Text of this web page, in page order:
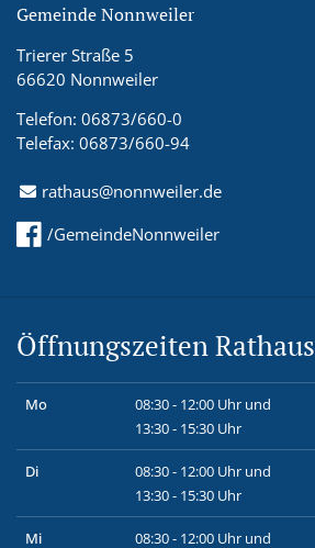
Gemeinde Nonnweiler
Trierer Straße 5
66620 Nonnweiler
Telefon: 06873/660-0
Telefax: 06873/660-94
rathaus@nonnweiler.de
/GemeindeNonnweiler
Öffnungszeiten Rathaus
Mo
08:30 - 12:00 Uhr und
13:30 - 15:30 Uhr
Di
08:30 - 12:00 Uhr und
13:30 - 15:30 Uhr
Mi 08:30 - 12:00 Uhr und